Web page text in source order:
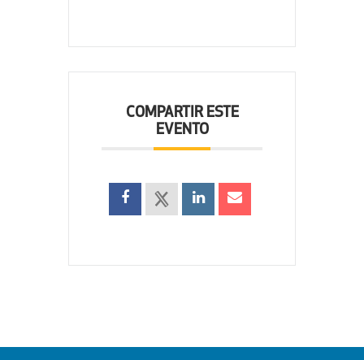
COMPARTIR ESTE
EVENTO